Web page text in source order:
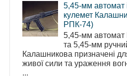
5,45-мм автомат
кулемет
РПК-74)
5,45-мм
та 5,45-мм
Калашникова призначені
живої сили та ураження
...